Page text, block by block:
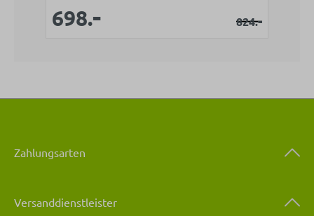
Verkaufspreis:
698.- Regulärer
824.-
Zahlungsarten
Versanddienstleister